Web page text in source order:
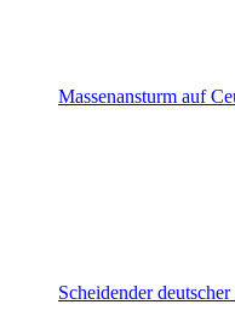
Massenansturm auf
Scheidender